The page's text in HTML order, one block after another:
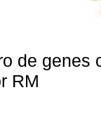
de genes
RM